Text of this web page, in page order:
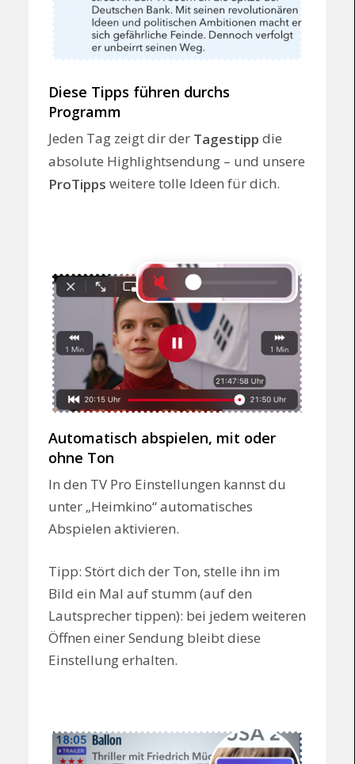
Diese Tipps führen durchs
Programm
Jeden Tag zeigt dir der Tagestipp die
absolute Highlightsendung – und unsere
ProTipps weitere tolle Ideen für dich.
Automatisch abspielen, mit oder
ohne Ton
In den TV Pro Einstellungen kannst du
unter „Heimkino“ automatisches
Abspielen aktivieren.
Tipp: Stört dich der Ton, stelle ihn im
Bild ein Mal auf stumm (auf den
Lautsprecher tippen): bei jedem weiteren
Öffnen einer Sendung bleibt diese
Einstellung erhalten.